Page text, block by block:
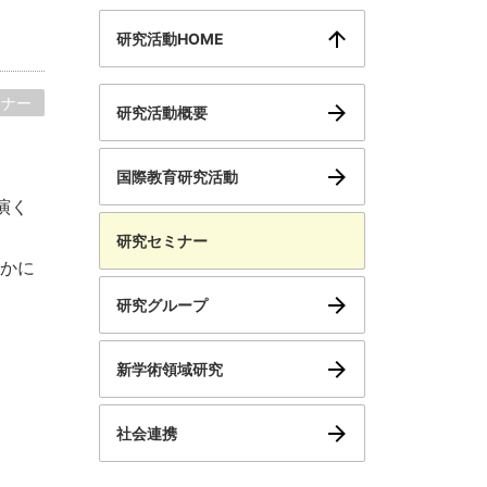
ー
く
に
研究活動HOME
研究活動概要
国際教育研究活動
研究セミナー
研究グループ
新学術領域研究
社会連携